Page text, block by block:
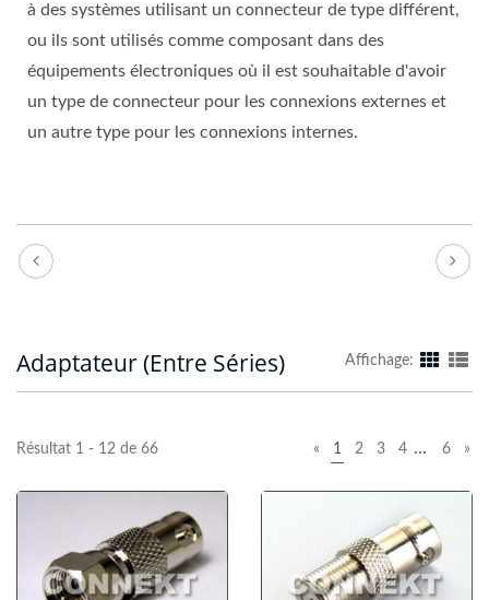
à des systèmes utilisant un connecteur de type différent,
ou ils sont utilisés comme composant dans des
équipements électroniques où il est souhaitable d'avoir
un type de connecteur pour les connexions externes et
un autre type pour les connexions internes.
Adaptateur (entre Séries) Affichage:
Résultat 1 - 12 de 66 « 1 2 3 4 … 6 »